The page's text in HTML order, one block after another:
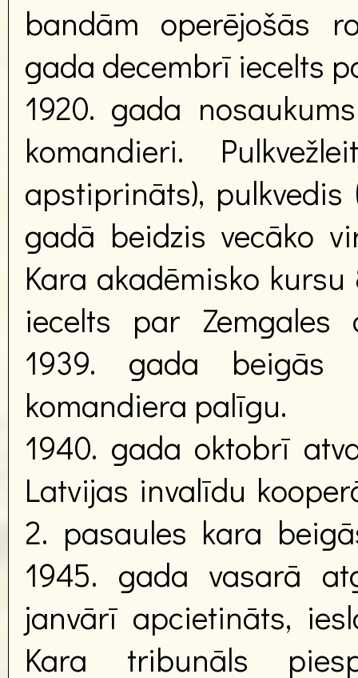
bandām operējošās
gada decembrī iecelts
1920. gada
komandieri.
apstiprināts), pulkvedis
gadā beidzis vecāko
Kara akadēmisko
iecelts par Zemgales
1939. gada beigās
komandiera palīgu.
1940. gada oktobrī
Latvijas invalīdu
2. pasaules kara
1945. gada vasarā
janvārī apcietināts,
Kara tribunāls